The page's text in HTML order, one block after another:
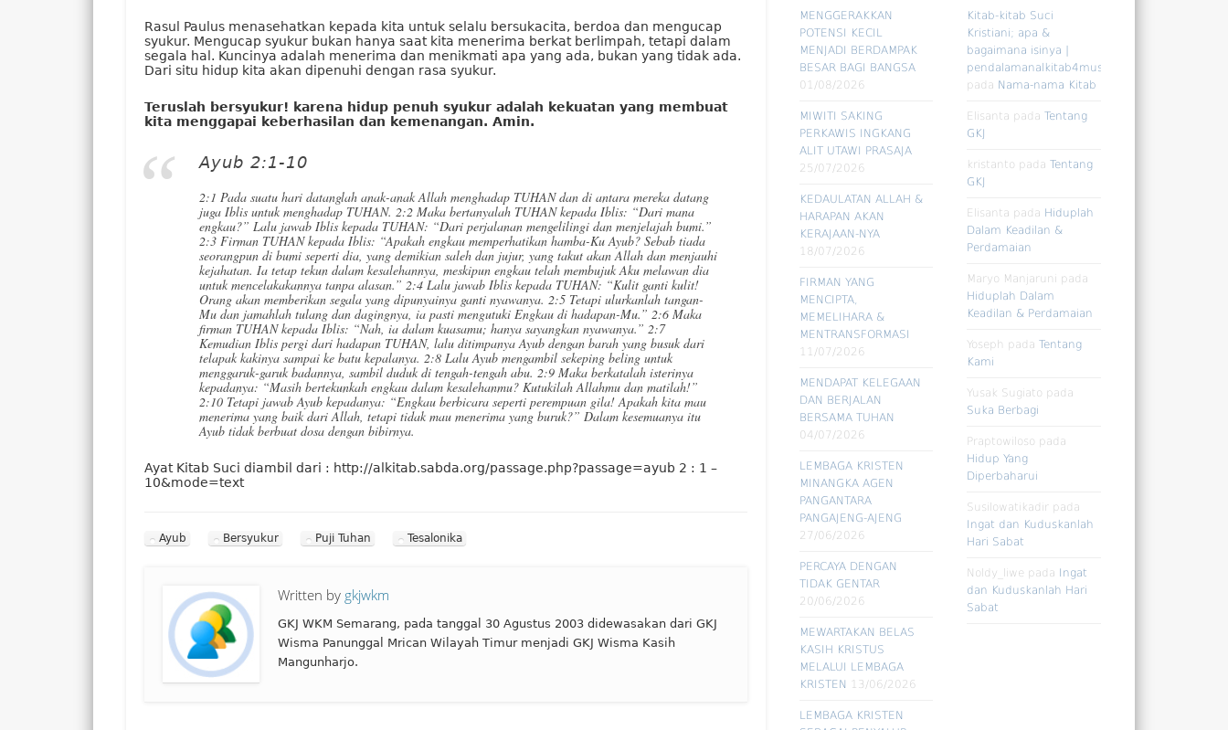
Rasul Paulus menasehatkan kepada kita untuk selalu bersukacita, berdoa dan mengucap
syukur. Mengucap syukur bukan hanya saat kita menerima berkat berlimpah, tetapi dalam
segala hal. Kuncinya adalah menerima dan menikmati apa yang ada, bukan yang tidak ada.
Dari situ hidup kita akan dipenuhi dengan rasa syukur.
Teruslah bersyukur! karena hidup penuh syukur adalah kekuatan yang membuat
kita menggapai keberhasilan dan kemenangan. Amin.
Ayub 2:1-10
2:1 Pada suatu hari datanglah anak-anak Allah menghadap TUHAN dan di antara mereka datang
juga Iblis untuk menghadap TUHAN. 2:2 Maka bertanyalah TUHAN kepada Iblis: “Dari mana
engkau?” Lalu jawab Iblis kepada TUHAN: “Dari perjalanan mengelilingi dan menjelajah bumi.”
2:3 Firman TUHAN kepada Iblis: “Apakah engkau memperhatikan hamba-Ku Ayub? Sebab tiada
seorangpun di bumi seperti dia, yang demikian saleh dan jujur, yang takut akan Allah dan menjauhi
kejahatan. Ia tetap tekun dalam kesalehannya, meskipun engkau telah membujuk Aku melawan dia
untuk mencelakakannya tanpa alasan.” 2:4 Lalu jawab Iblis kepada TUHAN: “Kulit ganti kulit!
Orang akan memberikan segala yang dipunyainya ganti nyawanya. 2:5 Tetapi ulurkanlah tangan-
Mu dan jamahlah tulang dan dagingnya, ia pasti mengutuki Engkau di hadapan-Mu.” 2:6 Maka
firman TUHAN kepada Iblis: “Nah, ia dalam kuasamu; hanya sayangkan nyawanya.” 2:7
Kemudian Iblis pergi dari hadapan TUHAN, lalu ditimpanya Ayub dengan barah yang busuk dari
telapak kakinya sampai ke batu kepalanya. 2:8 Lalu Ayub mengambil sekeping beling untuk
menggaruk-garuk badannya, sambil duduk di tengah-tengah abu. 2:9 Maka berkatalah isterinya
kepadanya: “Masih bertekunkah engkau dalam kesalehanmu? Kutukilah Allahmu dan matilah!”
2:10 Tetapi jawab Ayub kepadanya: “Engkau berbicara seperti perempuan gila! Apakah kita mau
menerima yang baik dari Allah, tetapi tidak mau menerima yang buruk?” Dalam kesemuanya itu
Ayub tidak berbuat dosa dengan bibirnya.
Ayat Kitab Suci diambil dari : http://alkitab.sabda.org/passage.php?passage=ayub 2 : 1 –
10&mode=text
Ayub Bersyukur Puji Tuhan Tesalonika
Written by gkjwkm
GKJ WKM Semarang, pada tanggal 30 Agustus 2003 didewasakan dari GKJ
Wisma Panunggal Mrican Wilayah Timur menjadi GKJ Wisma Kasih
Mangunharjo.
MENGGERAKKAN
POTENSI KECIL
MENJADI BERDAMPAK
BESAR BAGI BANGSA
01/08/2026
MIWITI SAKING
PERKAWIS INGKANG
ALIT UTAWI PRASAJA
25/07/2026
KEDAULATAN ALLAH &
HARAPAN AKAN
KERAJAAN-NYA
18/07/2026
FIRMAN YANG
MENCIPTA,
MEMELIHARA &
MENTRANSFORMASI
11/07/2026
MENDAPAT KELEGAAN
DAN BERJALAN
BERSAMA TUHAN
04/07/2026
LEMBAGA KRISTEN
MINANGKA AGEN
PANGANTARA
PANGAJENG-AJENG
27/06/2026
PERCAYA DENGAN
TIDAK GENTAR
20/06/2026
MEWARTAKAN BELAS
KASIH KRISTUS
MELALUI LEMBAGA
KRISTEN 13/06/2026
LEMBAGA KRISTEN
Kitab-kitab Suci
Kristiani; apa &
bagaimana isinya |
pendalamanalkitab4muslim
pada Nama-nama Kitab
Elisanta pada Tentang
GKJ
kristanto pada Tentang
GKJ
Elisanta pada Hiduplah
Dalam Keadilan &
Perdamaian
Maryo Manjaruni pada
Hiduplah Dalam
Keadilan & Perdamaian
Yoseph pada Tentang
Kami
Yusak Sugiato pada
Suka Berbagi
Praptowiloso pada
Hidup Yang
Diperbaharui
Susilowatikadir pada
Ingat dan Kuduskanlah
Hari Sabat
Noldy_liwe pada
Ingat
dan Kuduskanlah Hari
Sabat